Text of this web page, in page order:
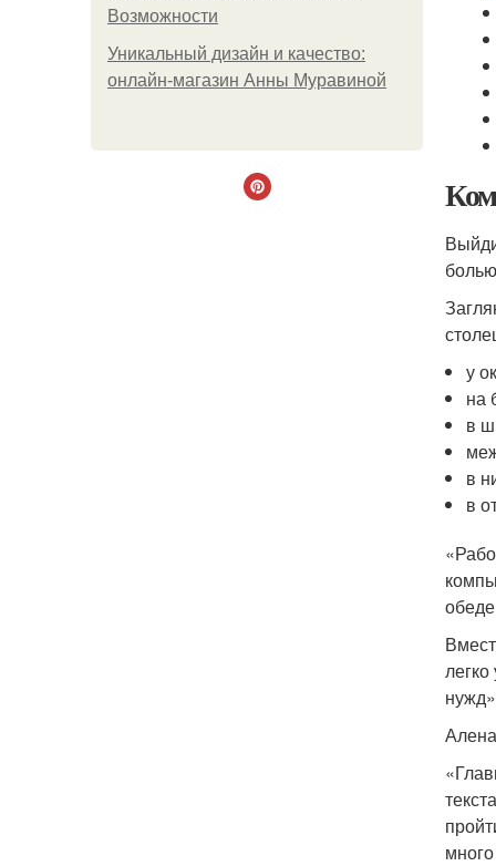
Возможности
Уникальный дизайн и качество:
онлайн-магазин Анны Муравиной
у
на
в
в
в